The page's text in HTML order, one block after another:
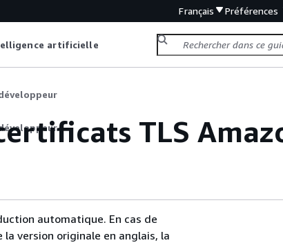
Français Préférences
artificielle
TLS
automatique. En cas de
version originale en anglais, la